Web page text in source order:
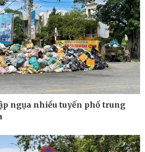
Hậu trường
ngụa nhiều tuyến phố trung